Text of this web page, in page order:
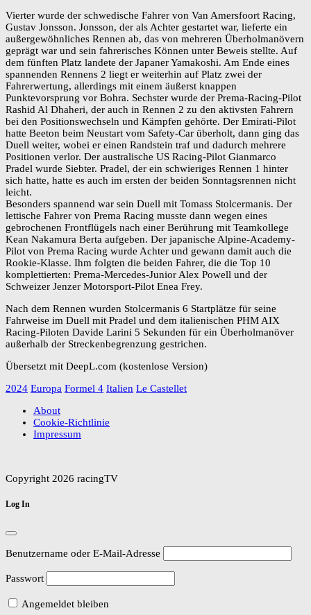
Vierter wurde der schwedische Fahrer von Van Amersfoort Racing,
Gustav Jonsson. Jonsson, der als Achter gestartet war, lieferte ein
außergewöhnliches Rennen ab, das von mehreren Überholmanövern
geprägt war und sein fahrerisches Können unter Beweis stellte. Auf
dem fünften Platz landete der Japaner Yamakoshi. Am Ende eines
spannenden Rennens 2 liegt er weiterhin auf Platz zwei der
Fahrerwertung, allerdings mit einem äußerst knappen
Punktevorsprung vor Bohra. Sechster wurde der Prema-Racing-Pilot
Rashid Al Dhaheri, der auch in Rennen 2 zu den aktivsten Fahrern
bei den Positionswechseln und Kämpfen gehörte. Der Emirati-Pilot
hatte Beeton beim Neustart vom Safety-Car überholt, dann ging das
Duell weiter, wobei er einen Randstein traf und dadurch mehrere
Positionen verlor. Der australische US Racing-Pilot Gianmarco
Pradel wurde Siebter. Pradel, der ein schwieriges Rennen 1 hinter
sich hatte, hatte es auch im ersten der beiden Sonntagsrennen nicht
leicht.
Besonders spannend war sein Duell mit Tomass Stolcermanis. Der
lettische Fahrer von Prema Racing musste dann wegen eines
gebrochenen Frontflügels nach einer Berührung mit Teamkollege
Kean Nakamura Berta aufgeben. Der japanische Alpine-Academy-
Pilot von Prema Racing wurde Achter und gewann damit auch die
Rookie-Klasse. Ihm folgten die beiden Fahrer, die die Top 10
komplettierten: Prema-Mercedes-Junior Alex Powell und der
Schweizer Jenzer Motorsport-Pilot Enea Frey.
Nach dem Rennen wurden Stolcermanis 6 Startplätze für seine
Fahrweise im Duell mit Pradel und dem italienischen PHM AIX
Racing-Piloten Davide Larini 5 Sekunden für ein Überholmanöver
außerhalb der Streckenbegrenzung gestrichen.
Übersetzt mit DeepL.com (kostenlose Version)
2024 Europa Formel 4 Italien Le Castellet
About
Cookie-Richtlinie
Impressum
Copyright 2026 racingTV
Log In
Benutzername oder E-Mail-Adresse
Passwort
Angemeldet bleiben